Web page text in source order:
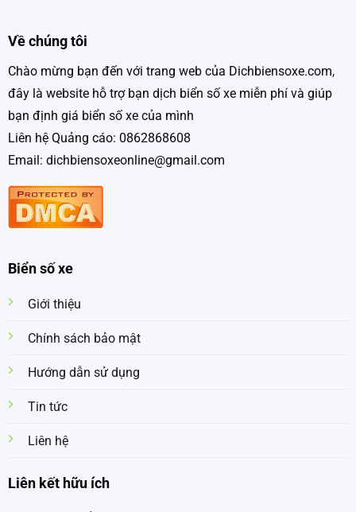
Về chúng tôi
Chào mừng bạn đến với trang web của Dichbiensoxe.com,
đây là website hỗ trợ bạn dịch biển số xe miễn phí và giúp
bạn định giá biển số xe của mình
Liên hệ Quảng cáo: 0862868608
Email: dichbiensoxeonline@gmail.com
Biển số xe
Giới thiệu
Chính sách bảo mật
Hướng dẫn sử dụng
Tin tức
Liên hệ
Liên kết hữu ích